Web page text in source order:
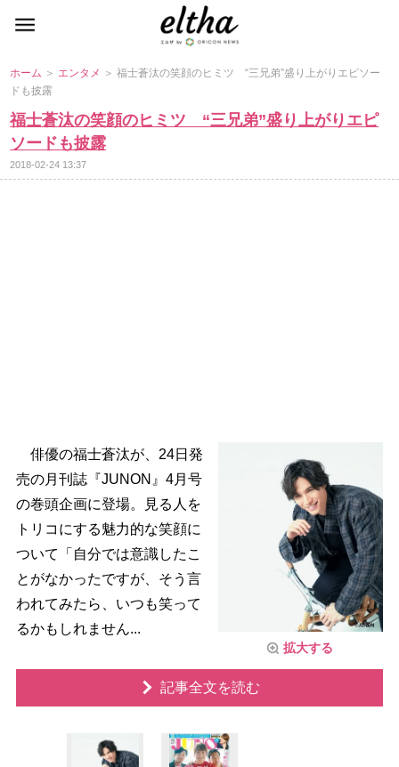
ホーム ＞ エンタメ ＞ 福士蒼汰の笑顔のヒミツ “三兄弟”盛り上がりエピソー
ドも披露
福士蒼汰の笑顔のヒミツ “三兄弟”盛り上がりエピ
ソードも披露
2018-02-24 13:37
拡大する
俳優の福士蒼汰が、24日発
売の月刊誌『JUNON』4月号
の巻頭企画に登場。見る人を
トリコにする魅力的な笑顔に
ついて「自分では意識したこ
とがなかったですが、そう言
われてみたら、いつも笑って
るかもしれません...
記事全文を読む